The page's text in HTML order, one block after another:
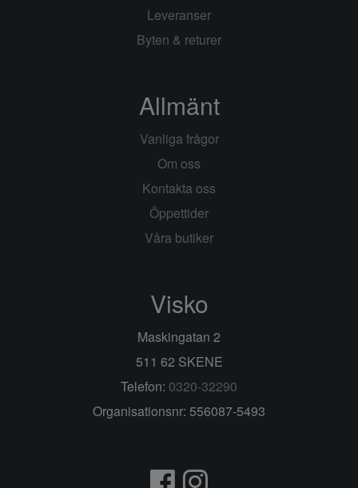
Leveranser
Byten & returer
Allmänt
Vanliga frågor
Om oss
Kontakta oss
Öppettider
Våra butiker
Visko
Maskingatan 2
511 62 SKENE
Telefon: 0320-32290
Organisationsnr: 556087-5493